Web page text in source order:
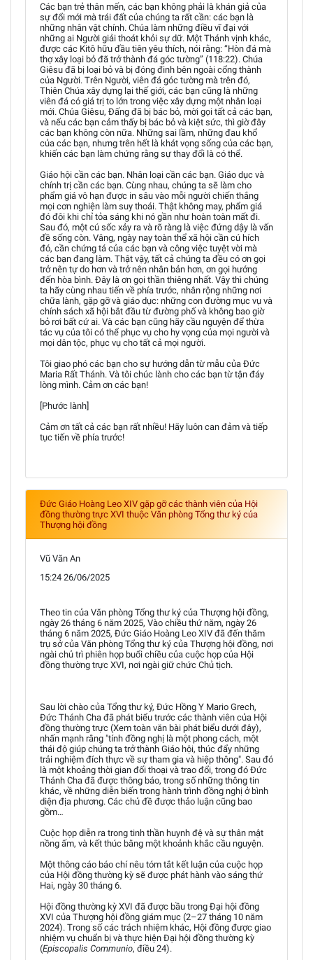
Các bạn trẻ thân mến, các bạn không phải là khán giả của
sự đổi mới mà trái đất của chúng ta rất cần: các bạn là
những nhân vật chính. Chúa làm những điều vĩ đại với
những ai Người giải thoát khỏi sự dữ. Một Thánh vịnh khác,
được các Kitô hữu đầu tiên yêu thích, nói rằng: “Hòn đá mà
thợ xây loại bỏ đã trở thành đá góc tường” (118:22). Chúa
Giêsu đã bị loại bỏ và bị đóng đinh bên ngoài cổng thành
của Người. Trên Người, viên đá góc tường mà trên đó,
Thiên Chúa xây dựng lại thế giới, các bạn cũng là những
viên đá có giá trị to lớn trong việc xây dựng một nhân loại
mới. Chúa Giêsu, Đấng đã bị bác bỏ, mời gọi tất cả các bạn,
và nếu các bạn cảm thấy bị bác bỏ và kiệt sức, thì giờ đây
các bạn không còn nữa. Những sai lầm, những đau khổ
của các bạn, nhưng trên hết là khát vọng sống của các bạn,
khiến các bạn làm chứng rằng sự thay đổi là có thể.
Giáo hội cần các bạn. Nhân loại cần các bạn. Giáo dục và
chính trị cần các bạn. Cùng nhau, chúng ta sẽ làm cho
phẩm giá vô hạn được in sâu vào mỗi người chiến thắng
mọi cơn nghiện làm suy thoái. Thật không may, phẩm giá
đó đôi khi chỉ tỏa sáng khi nó gần như hoàn toàn mất đi.
Sau đó, một cú sốc xảy ra và rõ ràng là việc đứng dậy là vấn
đề sống còn. Vâng, ngày nay toàn thể xã hội cần cú hích
đó, cần chứng tá của các bạn và công việc tuyệt vời mà
các bạn đang làm. Thật vậy, tất cả chúng ta đều có ơn gọi
trở nên tự do hơn và trở nên nhân bản hơn, ơn gọi hướng
đến hòa bình. Đây là ơn gọi thần thiêng nhất. Vậy thì chúng
ta hãy cùng nhau tiến về phía trước, nhân rộng những nơi
chữa lành, gặp gỡ và giáo dục: những con đường mục vụ và
chính sách xã hội bắt đầu từ đường phố và không bao giờ
bỏ rơi bất cứ ai. Và các bạn cũng hãy cầu nguyện để thừa
tác vụ của tôi có thể phục vụ cho hy vọng của mọi người và
mọi dân tộc, phục vụ cho tất cả mọi người.
Tôi giao phó các bạn cho sự hướng dẫn từ mẫu của Đức
Maria Rất Thánh. Và tôi chúc lành cho các bạn từ tận đáy
lòng mình. Cảm ơn các bạn!
[Phước lành]
Cảm ơn tất cả các bạn rất nhiều! Hãy luôn can đảm và tiếp
tục tiến về phía trước!
Đức Giáo Hoàng Leo XIV gặp gỡ các thành viên của Hội
đồng thường trực XVI thuộc Văn phòng Tổng thư ký của
Thượng hội đồng
Vũ Văn An
15:24 26/06/2025
Theo tin của Văn phòng Tổng thư ký của Thượng hội đồng,
ngày 26 tháng 6 năm 2025, Vào chiều thứ năm, ngày 26
tháng 6 năm 2025, Đức Giáo Hoàng Leo XIV đã đến thăm
trụ sở của Văn phòng Tổng thư ký của Thượng hội đồng, nơi
ngài chủ trì phiên họp buổi chiều của cuộc họp của Hội
đồng thường trực XVI, nơi ngài giữ chức Chủ tịch.
Sau lời chào của Tổng thư ký, Đức Hồng Y Mario Grech,
Đức Thánh Cha đã phát biểu trước các thành viên của Hội
đồng thường trực (Xem toàn văn bài phát biểu dưới đây),
nhấn mạnh rằng "tính đồng nghị là một phong cách, một
thái độ giúp chúng ta trở thành Giáo hội, thúc đẩy những
trải nghiệm đích thực về sự tham gia và hiệp thông". Sau đó
là một khoảng thời gian đối thoại và trao đổi, trong đó Đức
Thánh Cha đã được thông báo, trong số những thông tin
khác, về những diễn biến trong hành trình đồng nghị ở bình
diện địa phương. Các chủ đề được thảo luận cũng bao
gồm…
Cuộc họp diễn ra trong tinh thần huynh đệ và sự thân mật
nồng ấm, và kết thúc bằng một khoảnh khắc cầu nguyện.
Một thông cáo báo chí nêu tóm tắt kết luận của cuộc họp
của Hội đồng thường kỳ sẽ được phát hành vào sáng thứ
Hai, ngày 30 tháng 6.
Hội đồng thường kỳ XVI đã được bầu trong Đại hội đồng
XVI của Thượng hội đồng giám mục (2–27 tháng 10 năm
2024). Trong số các trách nhiệm khác, Hội đồng được giao
nhiệm vụ chuẩn bị và thực hiện Đại hội đồng thường kỳ
(Episcopalis Communio, điều 24).